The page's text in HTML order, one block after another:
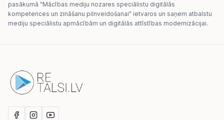
pasākumā "Mācības mediju nozares speciālistu digitālās
kompetences un zināšanu pilnveidošanai" ietvaros un saņem atbalstu
mediju speciālistu apmācībām un digitālās attīstības modernizācijai.